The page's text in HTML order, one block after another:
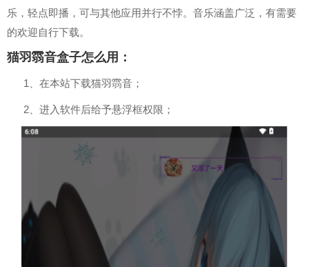
乐，轻点即播，可与其他应用并行不悖。音乐涵盖广泛，有需要
的欢迎自行下载。
猫羽䨒音盒子怎么用：
1、在本站下载猫羽䨒音；
2、进入软件后给予悬浮框权限；